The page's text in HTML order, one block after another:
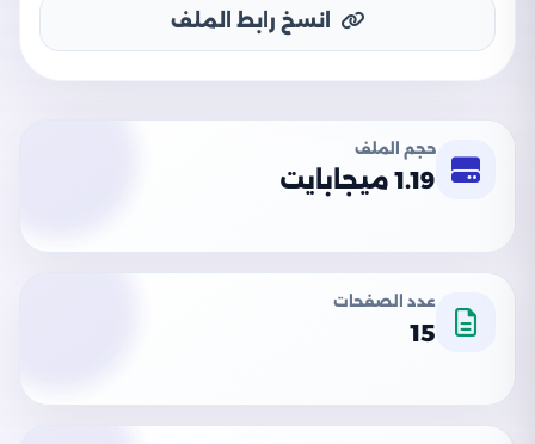
انسخ رابط الملف
حجم الملف
1.19 ميجابايت
عدد الصفحات
15